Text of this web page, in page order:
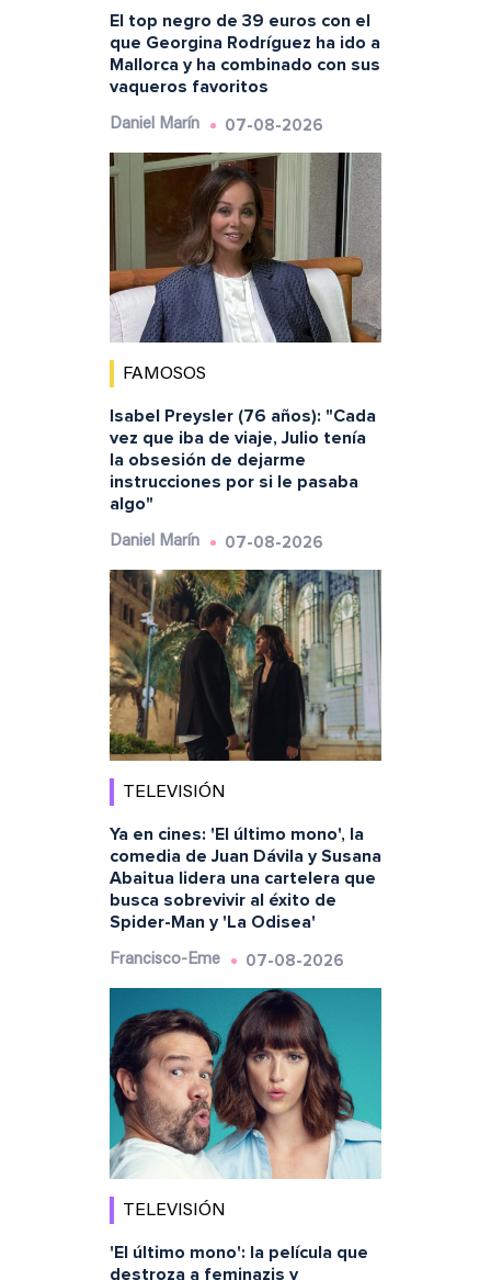
El top negro de 39 euros con el
que Georgina Rodríguez ha ido a
Mallorca y ha combinado con sus
vaqueros favoritos
Daniel Marín 07-08-2026
FAMOSOS
Isabel Preysler (76 años): "Cada
vez que iba de viaje, Julio tenía
la obsesión de dejarme
instrucciones por si le pasaba
algo"
Daniel Marín 07-08-2026
TELEVISIÓN
Ya en cines: 'El último mono', la
comedia de Juan Dávila y Susana
Abaitua lidera una cartelera que
busca sobrevivir al éxito de
Spider-Man y 'La Odisea'
Francisco-Eme 07-08-2026
TELEVISIÓN
'El último mono': la película que
destroza a feminazis y